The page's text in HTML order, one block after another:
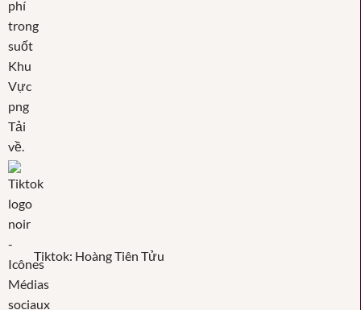
Tiktok: Hoàng Tiên Tửu